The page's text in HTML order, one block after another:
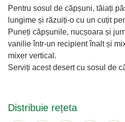
Pentru sosul de căpșuni, tăiați
lungime și răzuiți-o cu un cuțit
Puneți căpșunile, nucșoara și
vanilie într-un recipient înalt și
mixer vertical.
Serviți acest desert cu sosul de
Distribuie rețeta